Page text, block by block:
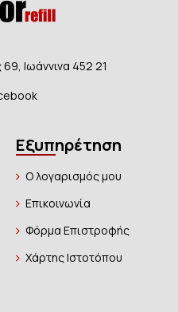
Ιωάννινα 452 21
Εξυπηρέτηση
Ο λογαρισμός μου
Επικοινωνία
Φόρμα Επιστροφής
Χάρτης Ιστοτόπου